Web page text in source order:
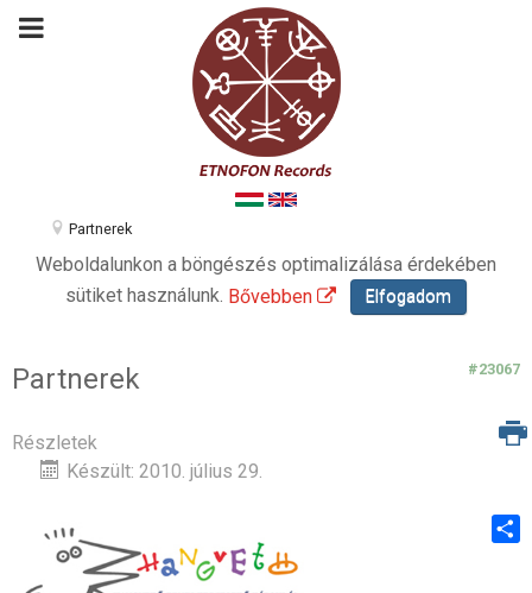
Partnerek
Weboldalunkon a böngészés optimalizálása érdekében
sütiket használunk. Bővebben Elfogadom
Partnerek #23067
Részletek
Készült: 2010. július 29.